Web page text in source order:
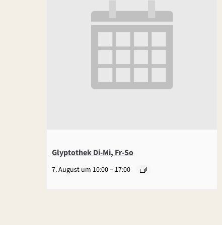
Glyptothek Di-Mi, Fr-So
7. August um 10:00– 17:00